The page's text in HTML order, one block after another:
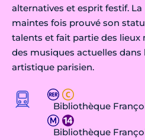
alternatives et esprit festif.
maintes fois prouvé son
talents et fait partie des lieux
des musiques actuelles
artistique parisien.
Bibliothèque
Bibliothèque